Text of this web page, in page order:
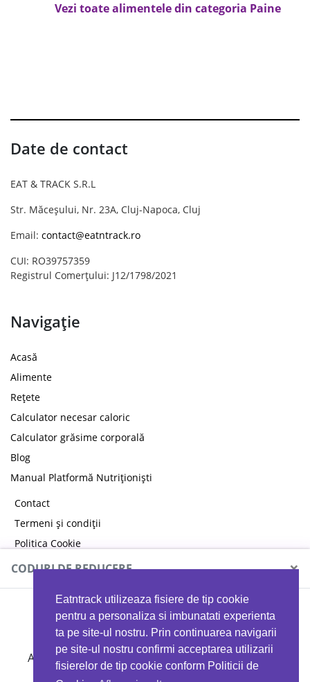
Eatntrack utilizeaza fisiere de tip cookie
pentru a personaliza si imbunatati experienta
ta pe site-ul nostru. Prin continuarea navigarii
pe site-ul nostru confirmi acceptarea utilizarii
fisierelor de tip cookie conform Politicii de
Vezi toate alimentele din categoria Paine
Date de contact
EAT & TRACK S.R.L
Str. Măceșului, Nr. 23A, Cluj-Napoca, Cluj
Email: contact@eatntrack.ro
CUI: RO39757359
Registrul Comerțului: J12/1798/2021
Navigație
Acasă
Alimente
Rețete
Calculator necesar caloric
Calculator grăsime corporală
Blog
Manual Platformă Nutriționiști
Contact
Termeni și condiții
Politica Cookie
Politica de confidențialitate
CODURI DE REDUCERE ×
MYPROTEIN
Ai 40%reducere la orice comandă folosind codul
EATTRACK